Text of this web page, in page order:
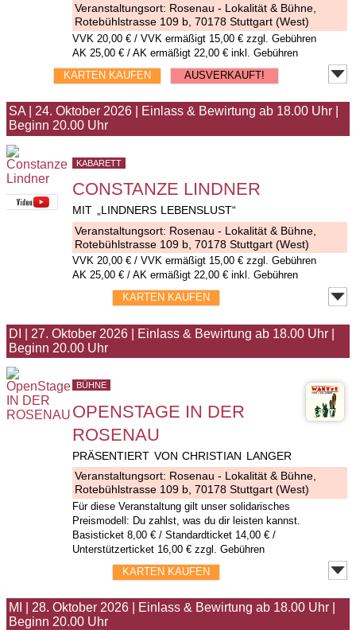
Veranstaltungsort: Rosenau - Lokalität & Bühne
Rotebühlstrasse 109 b, 70178 Stuttgart (West)
VVK 20,00 € / VVK ermäßigt 15,00 € zzgl. Gebühren
AK 25,00 € / AK ermäßigt 22,00 € inkl. Gebühren
KARTEN KAUFEN
AUSVERKAUFT!
SA 24. Oktober 2026 Einlass & Bewirtung ab 18.00 Uhr
Beginn 20.00 Uhr
KABARETT
CONSTANZE LINDNER
MIT „LINDNERS LEBENSLUST“
Veranstaltungsort: Rosenau - Lokalität & Bühne
Rotebühlstrasse 109 b, 70178 Stuttgart (West)
VVK 20,00 € / VVK ermäßigt 15,00 € zzgl. Gebühren
AK 25,00 € / AK ermäßigt 22,00 € inkl. Gebühren
KARTEN KAUFEN
DI 27. Oktober 2026 Einlass & Bewirtung ab 18.00 Uhr
Beginn 20.00 Uhr
BÜHNE
OPENSTAGE IN DER
ROSENAU
PRÄSENTIERT VON CHRISTIAN LANGER
Veranstaltungsort: Rosenau - Lokalität & Bühne
Rotebühlstrasse 109 b, 70178 Stuttgart (West)
Für diese Veranstaltung gilt unser solidarisches
Preismodell: Du zahlst, was du dir leisten kannst.
Basisticket 8,00 € / Standardticket 14,00 € /
Unterstützerticket 16,00 € zzgl. Gebühren
KARTEN KAUFEN
MI 28. Oktober 2026 Einlass & Bewirtung ab 18.00 Uhr
Beginn 20.00 Uhr